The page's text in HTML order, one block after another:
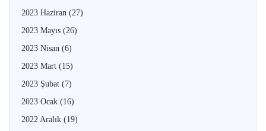
2023 Haziran (27)
2023 Mayıs (26)
2023 Nisan (6)
2023 Mart (15)
2023 Şubat (7)
2023 Ocak (16)
2022 Aralık (19)